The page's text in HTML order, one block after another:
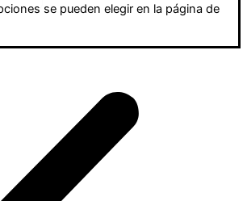
se pueden elegir en la página de